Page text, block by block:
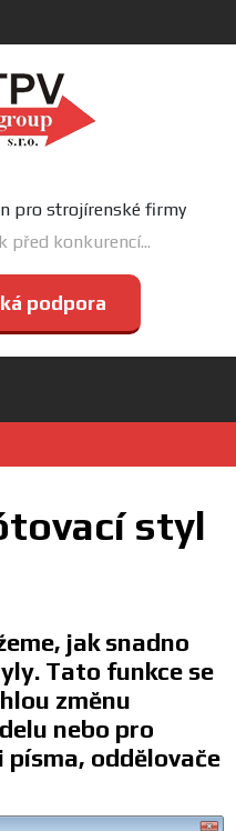
pro strojírenské firmy
před konkurencí...
podpora
styl
jak snadno
Tato funkce se
změnu
nebo pro
oddělovače